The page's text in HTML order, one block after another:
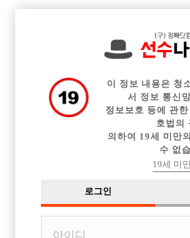
중빠 구인정보 아빠방
이력서등록 이력서정보 커
이 정보 내용은 청
서 정보 통신
정보보호 등에 관
호법의
의하여 19세 미만
수 없
19세 미
로그인
개인정보
고객
당사가 제공하는 구인정보는 접대부 채용이 가능
습니다.